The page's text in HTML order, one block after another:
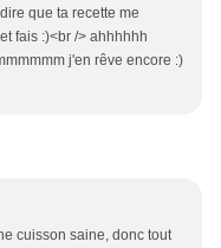
que ta recette me
fais :)<br /> ahhhhhh
j'en rêve encore :)
cuisson saine, donc tout